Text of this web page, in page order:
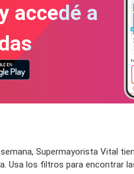
accedé a
Supermayorista Vital
Usa los filtros para